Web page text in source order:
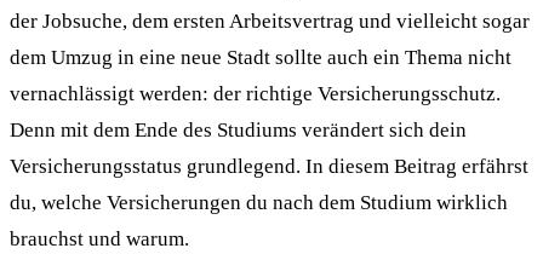
der Jobsuche, dem ersten Arbeitsvertrag und vielleicht sogar
dem Umzug in eine neue Stadt sollte auch ein Thema nicht
vernachlässigt werden: der richtige Versicherungsschutz.
Denn mit dem Ende des Studiums verändert sich dein
Versicherungsstatus grundlegend. In diesem Beitrag erfährst
du, welche Versicherungen du nach dem Studium wirklich
brauchst und warum.